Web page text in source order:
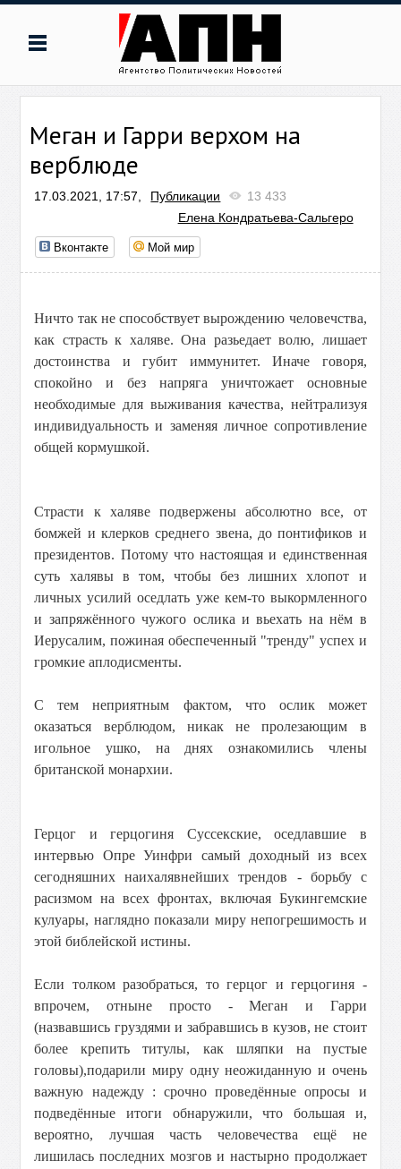
Меган и Гарри верхом на
верблюде
17.03.2021, 17:57, Публикации
13 433
Елена Кондратьева-Сальгеро
Вконтакте Мой мир
Ничто так не способствует вырождению человечства,
как страсть к халяве. Она разьедает волю, лишает
достоинствa и губит иммунитет. Иначе говоря,
спокойно и без напряга уничтожает основные
необходимые для выживания качества, нейтрализуя
индивидуальность и заменяя личное сопротивление
общей кормушкой.
Страсти к халяве подвержены абсолютно все, от
бомжей и клерков среднего звена, до понтификов и
президентов. Потому что настоящая и единственная
суть халявы в том, чтобы без лишних хлопот и
личных усилий оседлать уже кем-то выкормленного
и запряжённого чужого ослика и вьехать на нём в
Иерусалим, пожиная обеспеченный "тренду" успех и
громкие аплодисменты.
С тем неприятным фактом, что ослик может
оказаться верблюдом, никак не пролезающим в
игольное ушко, на днях ознакомились члены
британской монархии.
Герцог и герцогиня Суссекские, оседлавшие в
интервью Опре Уинфри самый доходный из всех
сегодняшних наихалявнейших трендов - борьбу с
расизмом на всех фронтах, включая Букингемские
кулуары, наглядно показали миру непогрешимость и
этой библейской истины.
Если толком разобраться, то герцог и герцогиня -
впрочем, отныне просто - Меган и Гарри
(назвавшись груздями и забравшись в кузов, не стоит
более крепить титулы, как шляпки на пустые
головы),подарили миру одну неожиданную и очень
важную надежду : срочно проведённые опросы и
подведённые итоги обнаружили, что большая и,
вероятно, лучшая часть человечества ещё не
лишилась последних мозгов и настырно продолжает